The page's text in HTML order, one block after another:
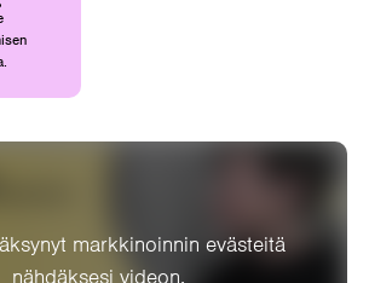
markkinoinnin evästeitä
nähdäksesi videon.